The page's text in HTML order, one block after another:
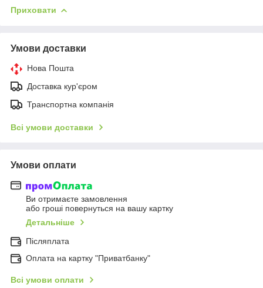
Приховати
Умови доставки
Нова Пошта
Доставка кур'єром
Транспортна компанія
Всі умови доставки
Умови оплати
Ви отримаєте замовлення
або гроші повернуться на вашу картку
Детальніше
Післяплата
Оплата на картку "Приватбанку"
Всі умови оплати